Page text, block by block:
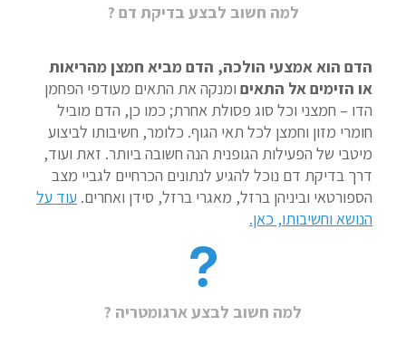
למה חשוב לבצע בדיקת דם ?
הדם הוא אמצעי הולכה, הדם מביא חמצן מהריאות
או הזימים אל התאיםומנקה את התאים מעודפי הפחמן
הדו – חמצני וכל סוג פסולת אחרת; כמו כן, הדם מוביל
חומרי מזון וחמצן לכל תאי הגוף. כלומר, חשיבותו לביצוע
מיטבי של הפעילות הגופנית הנה חשובה ביותר. זאת ועוד,
דרך בדיקת דם נוכל להגיע לנתונים הכרחיים לגביי מצב
הספורטאי וביניהן ברזל, מאגרי ברזל, סידן ואחרים. עוד על
הנושא וחשיבותו, כאן.
למה חשוב לבצע ארגומטריה ?